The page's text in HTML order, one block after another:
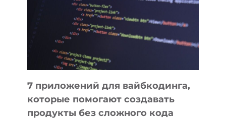
ДЛЯ
РАБОТЫ
7 приложений для вайбкодинга,
которые помогают создавать
продукты без сложного кода